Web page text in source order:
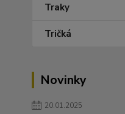
Traky
Tričká
Novinky
20.01.2025